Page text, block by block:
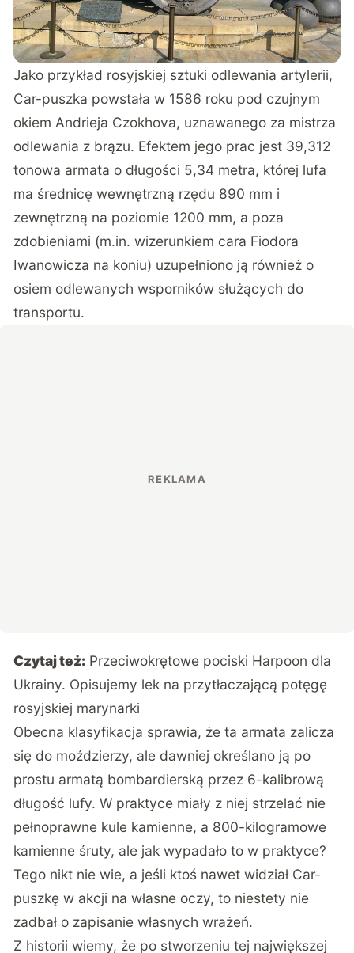
Jako przykład rosyjskiej sztuki odlewania artylerii,
Car-puszka powstała w 1586 roku pod czujnym
okiem Andrieja Czokhova, uznawanego za mistrza
odlewania z brązu. Efektem jego prac jest 39,312
tonowa armata o długości 5,34 metra, której lufa
ma średnicę wewnętrzną rzędu 890 mm i
zewnętrzną na poziomie 1200 mm, a poza
zdobieniami (m.in. wizerunkiem cara Fiodora
Iwanowicza na koniu) uzupełniono ją również o
osiem odlewanych wsporników służących do
transportu.
Czytaj też: Przeciwokrętowe pociski Harpoon dla
Ukrainy. Opisujemy lek na przytłaczającą potęgę
rosyjskiej marynarki
Obecna klasyfikacja sprawia, że ta armata zalicza
się do moździerzy, ale dawniej określano ją po
prostu armatą bombardierską przez 6-kalibrową
długość lufy. W praktyce miały z niej strzelać nie
pełnoprawne kule kamienne, a 800-kilogramowe
kamienne śruty, ale jak wypadało to w praktyce?
Tego nikt nie wie, a jeśli ktoś nawet widział Car-
puszkę w akcji na własne oczy, to niestety nie
zadbał o zapisanie własnych wrażeń.
Z historii wiemy, że po stworzeniu tej największej